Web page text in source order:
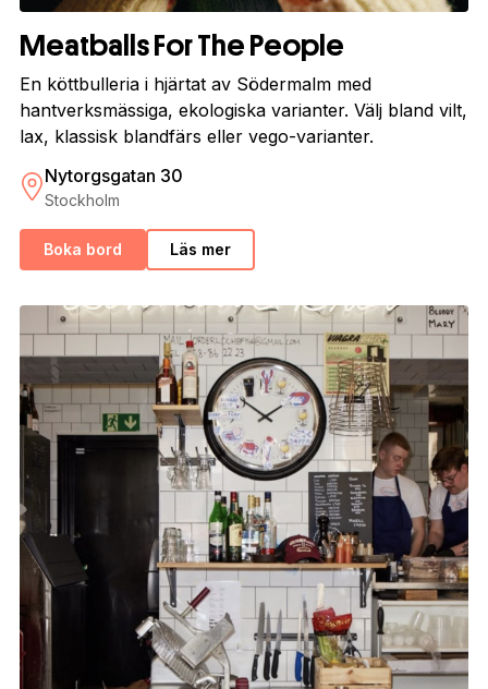
Meatballs For The People
En köttbulleria i hjärtat av Södermalm med
hantverksmässiga, ekologiska varianter. Välj bland vilt,
lax, klassisk blandfärs eller vego-varianter.
Nytorgsgatan 30
Stockholm
Boka bord Läs mer